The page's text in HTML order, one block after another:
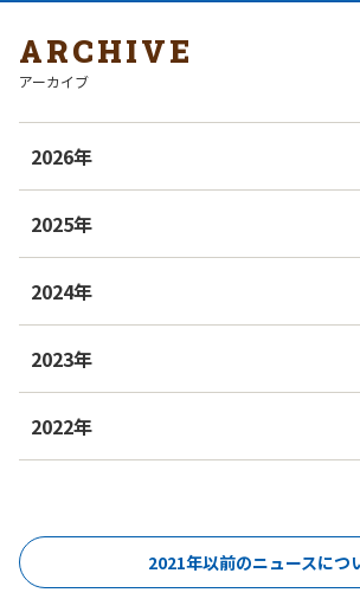
ARCHIVE
アーカイブ
2026年
2025年
2024年
2023年
2022年
2021年以前のニュースにつ